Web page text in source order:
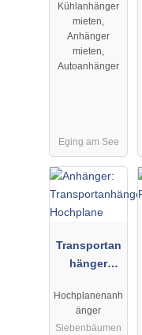
Kühlanhänger
mieten,
Anhänger
mieten,
Autoanhänger
Eging am See
Transportan
hänger
Hochplanenanh
änger
Siebenbäumen